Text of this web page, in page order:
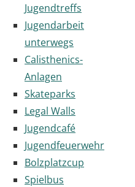
Jugendtreffs
Jugendarbeit
unterwegs
Calisthenics-
Anlagen
Skateparks
Legal Walls
Jugendcafé
Jugendfeuerwehr
Bolzplatzcup
Spielbus